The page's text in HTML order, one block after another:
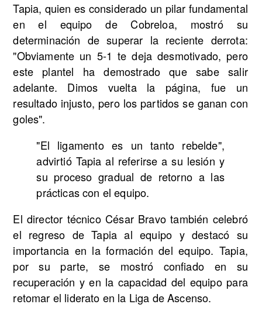
Tapia, quien es considerado un pilar fundamental
en el equipo de Cobreloa, mostró su
determinación de superar la reciente derrota:
"Obviamente un 5-1 te deja desmotivado, pero
este plantel ha demostrado que sabe salir
adelante. Dimos vuelta la página, fue un
resultado injusto, pero los partidos se ganan con
goles".
"El ligamento es un tanto rebelde",
advirtió Tapia al referirse a su lesión y
su proceso gradual de retorno a las
prácticas con el equipo.
El director técnico César Bravo también celebró
el regreso de Tapia al equipo y destacó su
importancia en la formación del equipo. Tapia,
por su parte, se mostró confiado en su
recuperación y en la capacidad del equipo para
retomar el liderato en la Liga de Ascenso.